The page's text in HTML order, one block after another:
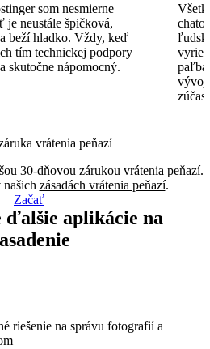
som nesmierne
je neustále špičková,
beží hladko. Vždy, keď
tím technickej podpory
skutočne nápomocný.
vrátenia peňazí
30-dňovou zárukou vrátenia peňazí.
našich zásadách vrátenia peňazí.
Začať
ďalšie aplikácie na
riešenie na správu fotografií a